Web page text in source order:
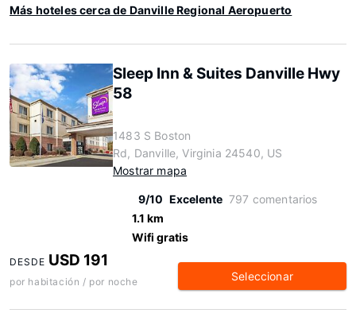
Más hoteles cerca de Danville Regional Aeropuerto
Sleep Inn & Suites Danville Hwy
58
1483 S Boston
Rd, Danville, Virginia 24540, US
Mostrar mapa
9/10 Excelente 797 comentarios
1.1 km
Wifi gratis
DESDE USD 191
por habitación / por noche Seleccionar